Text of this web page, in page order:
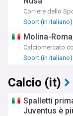
Corriere dello
Sport (in italiano)
Molina-
Sport (in italiano)
Calcio (it)
Spalletti
Juventus è